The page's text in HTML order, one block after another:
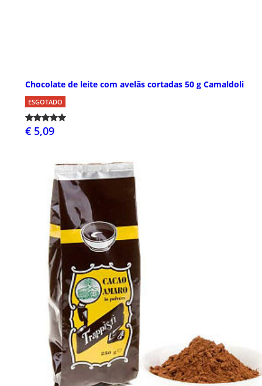
Chocolate de leite com avelãs cortadas 50 g Camaldoli
ESGOTADO
€ 5,09